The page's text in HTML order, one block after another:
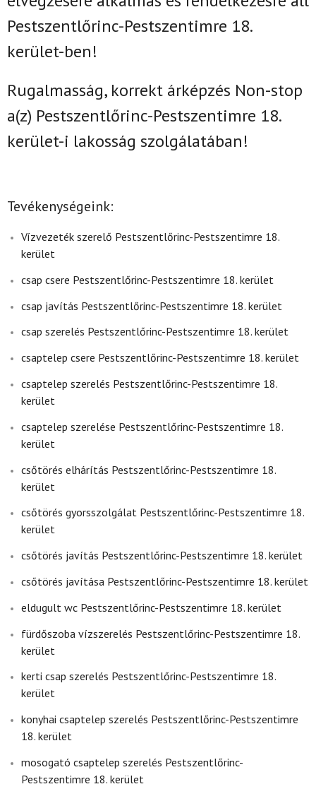
Pestszentlőrinc-Pestszentimre 18.
kerület-ben!
Rugalmasság, korrekt árképzés Non-stop
a(z) Pestszentlőrinc-Pestszentimre 18.
kerület-i lakosság szolgálatában!
Tevékenységeink:
Vízvezeték szerelő Pestszentlőrinc-Pestszentimre 18.
kerület
csap csere Pestszentlőrinc-Pestszentimre 18. kerület
csap javítás Pestszentlőrinc-Pestszentimre 18. kerület
csap szerelés Pestszentlőrinc-Pestszentimre 18. kerület
csaptelep csere Pestszentlőrinc-Pestszentimre 18. kerület
csaptelep szerelés Pestszentlőrinc-Pestszentimre 18.
kerület
csaptelep szerelése Pestszentlőrinc-Pestszentimre 18.
kerület
csőtörés elhárítás Pestszentlőrinc-Pestszentimre 18.
kerület
csőtörés gyorsszolgálat Pestszentlőrinc-Pestszentimre 18.
kerület
csőtörés javítás Pestszentlőrinc-Pestszentimre 18. kerület
csőtörés javítása Pestszentlőrinc-Pestszentimre 18. kerület
eldugult wc Pestszentlőrinc-Pestszentimre 18. kerület
fürdőszoba vízszerelés Pestszentlőrinc-Pestszentimre 18.
kerület
kerti csap szerelés Pestszentlőrinc-Pestszentimre 18.
kerület
konyhai csaptelep szerelés Pestszentlőrinc-Pestszentimre
18. kerület
mosogató csaptelep szerelés Pestszentlőrinc-
Pestszentimre 18. kerület